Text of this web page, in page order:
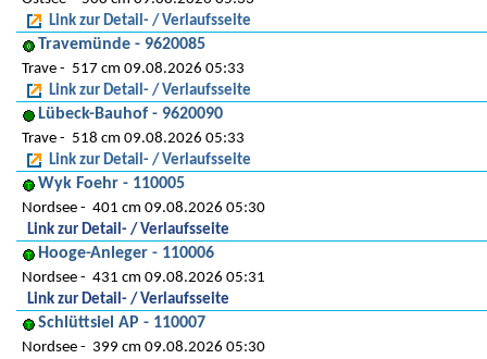
Link zur Detail- / Verlaufsseite
Travemünde - 9620085
Trave
517 cm 09.08.2026 05:33
Link zur Detail- / Verlaufsseite
Lübeck-Bauhof - 9620090
Trave
518 cm 09.08.2026 05:33
Link zur Detail- / Verlaufsseite
Wyk Foehr - 110005
Nordsee
401 cm 09.08.2026 05:30
Link zur Detail- / Verlaufsseite
Hooge-Anleger - 110006
Nordsee
431 cm 09.08.2026 05:31
Link zur Detail- / Verlaufsseite
Schlüttsiel AP - 110007
Nordsee 399 cm 09.08.2026 05:30